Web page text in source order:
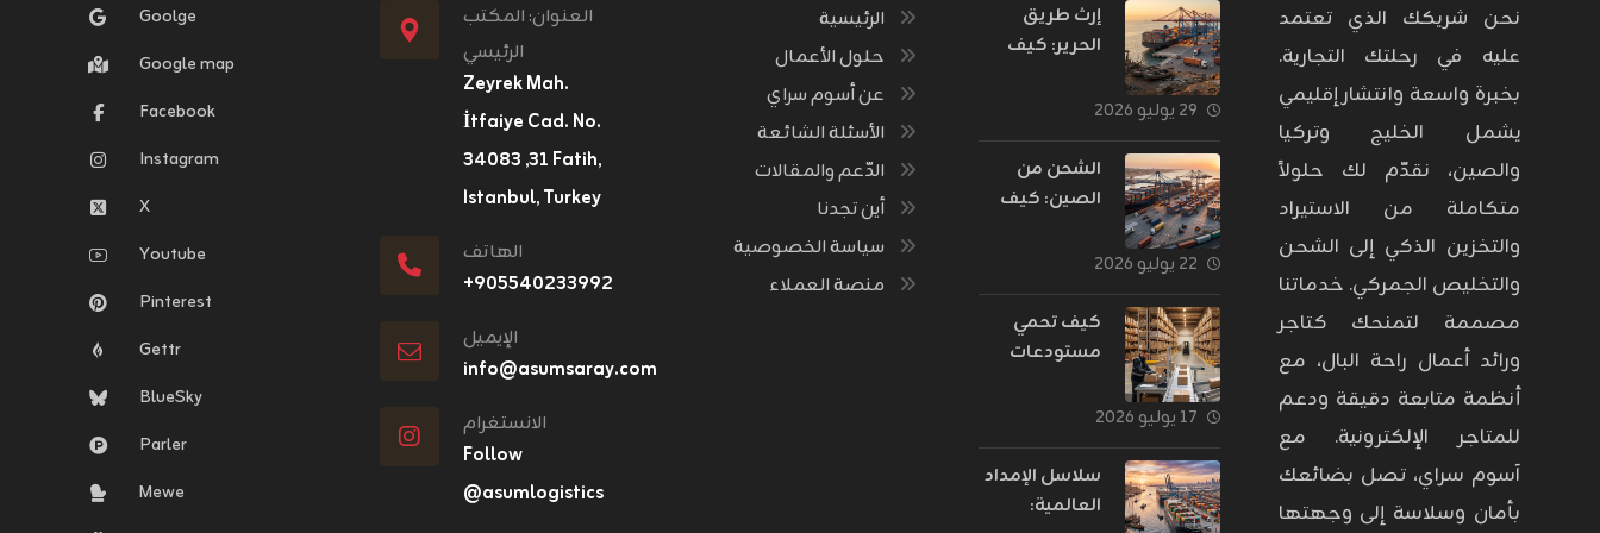
نحن شريكك الذي تعتمد
عليه في رحلتك التجارية.
بخبرة واسعة وانتشار إقليمي
يشمل الخليج وتركيا
والصين، نقدّم لك حلولاً
متكاملة من الاستيراد
والتخزين الذكي إلى الشحن
والتخليص الجمركي. خدماتنا
مصممة لتمنحك كتاجر
ورائد أعمال راحة البال، مع
أنظمة متابعة دقيقة ودعم
للمتاجر الإلكترونية. مع
آسوم سراي، تصل بضائعك
بأمان وسلاسة إلى وجهتها
إرث طريق
الحرير: كيف
التجارة القديمة
إلى أسطول
يغذي العالم؟
٢٩ يوليو ٢٠٢٦
الشحن من
الصين: كيف
الشرق إلى
الشريان
اللوجستي
للتجارة
٢٢ يوليو ٢٠٢٦
كيف تحمي
مستودعات
المتاجر الناشئة
من التعثر؟
١٧ يوليو ٢٠٢٦
سلاسل الإمداد
العالمية:
الرئيسية
حلول الأعمال
عن أسوم سراي
الأسئلة الشائعة
الدّعم والمقالات
أين تجدنا
سياسة الخصوصية
منصة العملاء
العنوان: المكتب
الرئيسي
Zeyrek Mah.
İtfaiye Cad. No.
٣١, ٣٤٠٨٣ Fatih,
Istanbul, Turkey
الهاتف
+٩٠٥٥٤٠٢٣٣٩٩٢
الإيميل
info@asumsaray.com
الانستغرام
Follow
@asumlogistics
Goolge
Google map
Facebook
Instagram
X
Youtube
Pinterest
Gettr
BlueSky
Parler
Mewe